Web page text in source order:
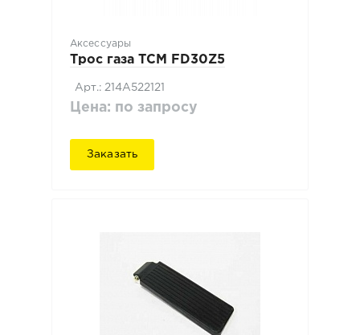
Аксессуары
Трос газа TCM FD30Z5
Арт.: 214A522121
Цена: по запросу
Заказать